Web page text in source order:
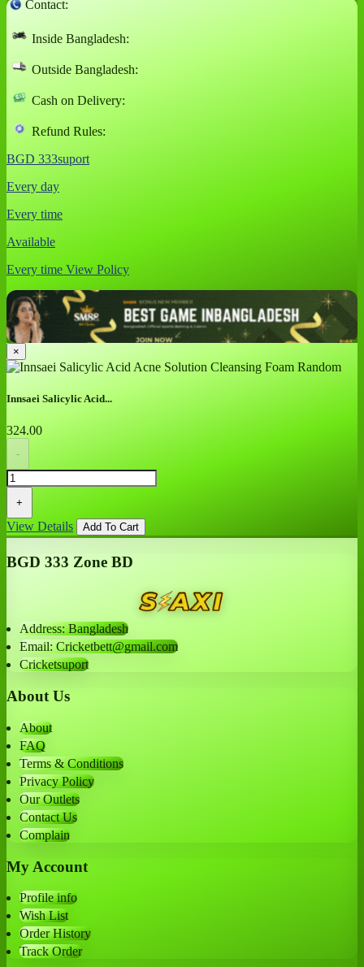
Contact:
Inside Bangladesh:
Outside Bangladesh:
Cash on Delivery:
Refund Rules:
BGD 333suport
Every day
Every time
Available
Every time View Policy
×
Innsaei Salicylic Acid...
324.00
-
+
View Details Add To Cart
BGD 333 Zone BD
Address: Bangladesh
Email: Cricketbett@gmail.com
Cricketsuport
About Us
About
FAQ
Terms & Conditions
Privacy Policy
Our Outlets
Contact Us
Complain
My Account
Profile info
Wish List
Order History
Track Order